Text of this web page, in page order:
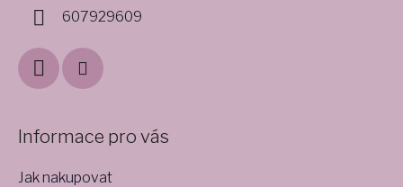
607929609
Informace pro vás
Jak nakupovat